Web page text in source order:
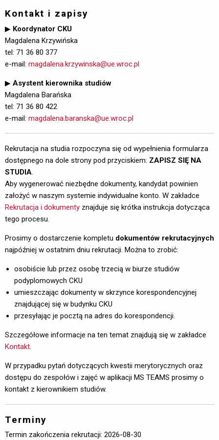
Kontakt i zapisy
▶ Koordynator CKU
Magdalena Krzywińska
tel: 71 36 80 377
e-mail: magdalena.krzywinska@ue.wroc.pl
▶ Asystent kierownika studiów
Magdalena Barańska
tel: 71 36 80 422
e-mail: magdalena.baranska@ue.wroc.pl
Rekrutacja na studia rozpoczyna się od wypełnienia formularza
dostępnego na dole strony pod przyciskiem: ZAPISZ SIĘ NA
STUDIA.
Aby wygenerować niezbędne dokumenty, kandydat powinien
założyć w naszym systemie indywidualne konto. W zakładce
Rekrutacja i dokumenty znajduje się krótka instrukcja dotycząca
tego procesu.
Prosimy o dostarczenie kompletu dokumentów rekrutacyjnych
najpóźniej w ostatnim dniu rekrutacji. Można to zrobić:
osobiście lub przez osobę trzecią w biurze studiów
podyplomowych CKU
umieszczając dokumenty w skrzynce korespondencyjnej
znajdującej się w budynku CKU
przesyłając je pocztą na adres do korespondencji.
Szczegółowe informacje na ten temat znajdują się w zakładce
Kontakt.
W przypadku pytań dotyczących kwestii merytorycznych oraz
dostępu do zespołów i zajęć w aplikacji MS TEAMS prosimy o
kontakt z kierownikiem studiów.
Terminy
Termin zakończenia rekrutacji: 2026-08-30